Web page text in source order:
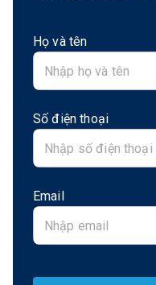
Họ và tên
Số điện thoại
Email